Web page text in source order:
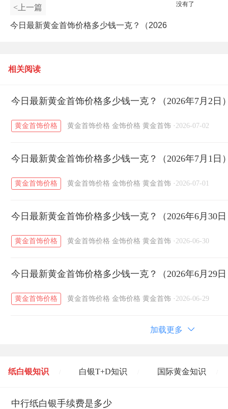
<上一篇
今日最新黄金首饰价格多少钱一克？（2026
没有了
相关阅读
今日最新黄金首饰价格多少钱一克？（2026年7月2日
黄金首饰价格 黄金首饰价格 金饰价格 黄金首饰 · 2026-07-02
今日最新黄金首饰价格多少钱一克？（2026年7月1日
黄金首饰价格 黄金首饰价格 金饰价格 黄金首饰 · 2026-07-01
今日最新黄金首饰价格多少钱一克？（2026年6月30
黄金首饰价格 黄金首饰价格 金饰价格 黄金首饰 · 2026-06-30
今日最新黄金首饰价格多少钱一克？（2026年6月29
黄金首饰价格 黄金首饰价格 金饰价格 黄金首饰 · 2026-06-29
加载更多
纸白银知识 白银T+D知识 国际黄金知识
黄金T+D知识 / 粤贵银知识
中行纸白银手续费是多少